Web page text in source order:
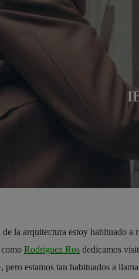
la arquitectura estoy habituado
Rodriguez Ros dedicamos
pero estamos tan habituados a